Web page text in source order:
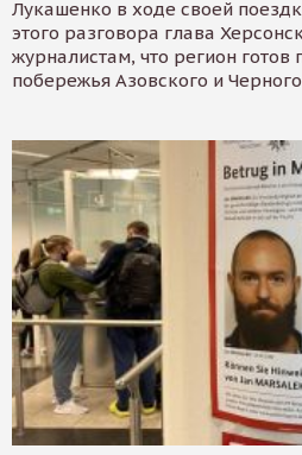
Лукашенко в ходе своей
этого разговора глава
журналистам, что регион готов
побережья Азовского и